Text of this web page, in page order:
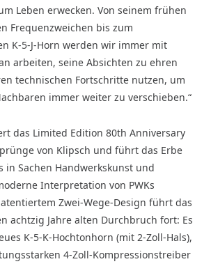
Leben erwecken. Von seinem frühen
Frequenzweichen bis zum
K-5-J-Horn werden wir immer mit
arbeiten, seine Absichten zu ehren
technischen Fortschritte nutzen, um
immer weiter zu verschieben.“
das Limited Edition 80th Anniversary
von Klipsch und führt das Erbe
in Sachen Handwerkskunst und
Interpretation von PWKs
Zwei-Wege-Design führt das
achtzig Jahre alten Durchbruch fort: Es
K-5-K-Hochtonhorn (mit 2-Zoll-Hals),
4-Zoll-Kompressionstreiber